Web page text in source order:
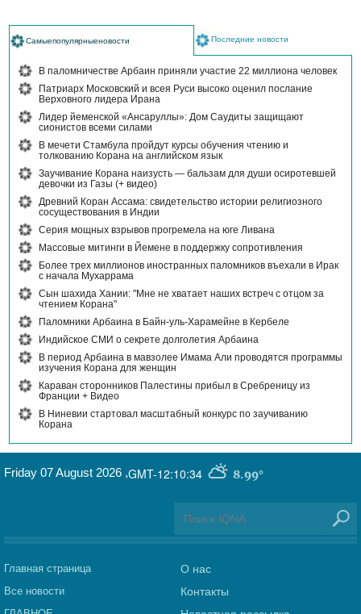
Самыепопулярныеновости Последние новости
В паломничестве Арбаин приняли участие 22 миллиона человек
Патриарх Московский и всея Руси высоко оценил послание
Верховного лидера Ирана
Лидер йеменской «Ансаруллы»: Дом Саудиты защищают
сионистов всеми силами
В мечети Стамбула пройдут курсы обучения чтению и
толкованию Корана на английском язык
Заучивание Корана наизусть — бальзам для души осиротевшей
девочки из Газы (+ видео)
Древний Коран Ассама: свидетельство истории религиозного
сосуществования в Индии
Серия мощных взрывов прогремела на юге Ливана
Массовые митинги в Йемене в поддержку сопротивления
Более трех миллионов иностранных паломников въехали в Ирак
с начала Мухаррама
Сын шахида Хании: "Мне не хватает наших встреч с отцом за
чтением Корана"
Паломники Арбаина в Байн-уль-Харамейне в Кербеле
Индийское СМИ о секрете долголетия Арбаина
В период Арбаина в мавзолее Имама Али проводятся программы
изучения Корана для женщин
Караван сторонников Палестины прибыл в Сребреницу из
Франции + Видео
В Ниневии стартовал масштабный конкурс по заучиванию
Корана
GMT-12:10:34 8.99°
Friday 07 August 2026 ,
Главная страница
Все новости
О нас
Контакты